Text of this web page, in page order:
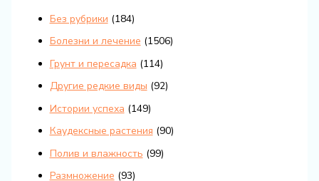
Без рубрики (184)
Болезни и лечение (1506)
Грунт и пересадка (114)
Другие редкие виды (92)
Истории успеха (149)
Каудексные растения (90)
Полив и влажность (99)
Размножение (93)